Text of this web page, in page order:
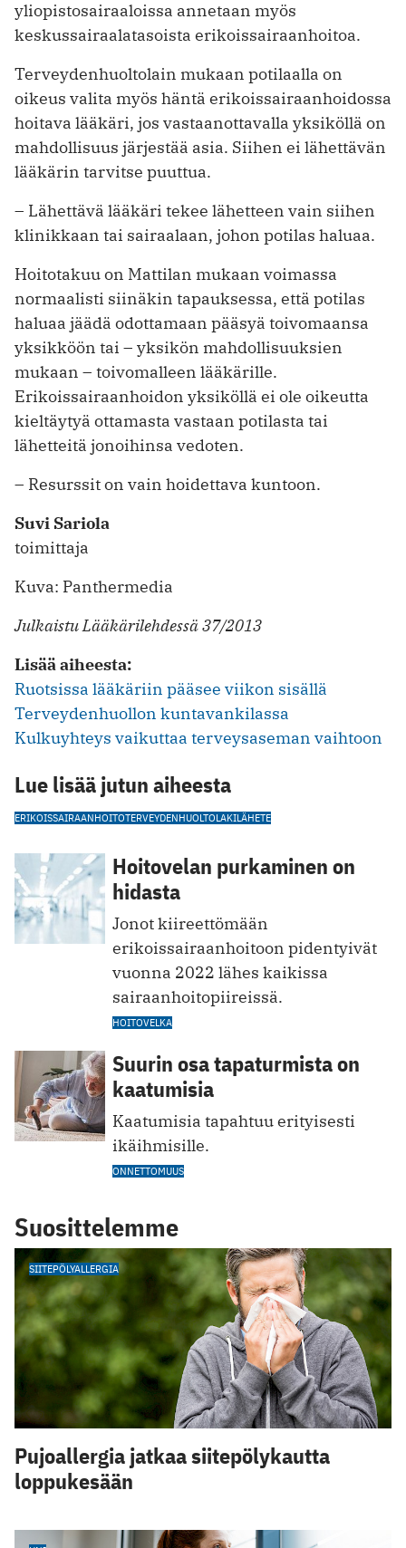
yliopistosairaaloissa ­annetaan myös
keskussairaalatasoista erikoissairaanhoitoa.
Terveydenhuoltolain mukaan potilaalla on
oikeus valita myös häntä erikoissairaanhoidossa
hoitava lääkäri, jos vastaanottavalla yksiköllä on
mahdollisuus järjestää asia. Siihen ei ­lähettävän
lääkärin tarvitse puuttua.
– Lähettävä lääkäri tekee lähetteen vain siihen
klinikkaan tai sairaalaan, johon potilas haluaa.
Hoitotakuu on Mattilan mukaan voimassa
normaalisti siinäkin tapauksessa, että potilas
haluaa jäädä odot­tamaan pääsyä toivomaansa
yksikköön tai – yksikön mahdollisuuksien
mukaan – toivomalleen lääkärille.
Erikoissairaanhoidon yksiköllä ei ole ­oikeutta
kieltäytyä ottamasta vastaan potilasta tai
lähetteitä jonoihinsa ­vedoten.
– Resurssit on vain hoidettava ­kuntoon.
Suvi Sariola
toimittaja
Kuva: Panthermedia
Julkaistu Lääkärilehdessä 37/2013
Lisää aiheesta:
Ruotsissa lääkäriin pääsee viikon sisällä
Terveydenhuollon kuntavankilassa
Kulkuyhteys vaikuttaa terveysaseman vaihtoon
Lue lisää jutun aiheesta
ERIKOISSAIRAANHOITOTERVEYDENHUOLTOLAKILÄHETE
Hoitovelan purkaminen on
hidasta
Jonot kiireettömään
erikoissairaanhoitoon pidentyivät
vuonna 2022 lähes kaikissa
sairaanhoitopiireissä.
HOITOVELKA
Suurin osa tapaturmista on
kaatumisia
Kaatumisia ta pahtuu erityisesti
ikäihmisille.
ONNETTOMUUS
Suosittelemme
SIITEPÖLYALLERGIA
Pujoallergia jatkaa siitepölykautta
loppukesään